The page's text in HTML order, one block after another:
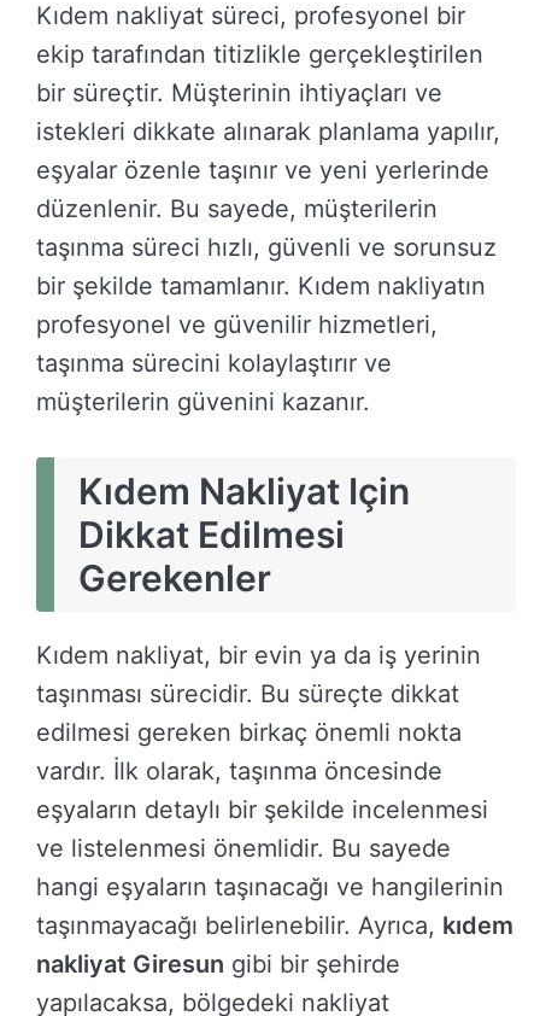
Kıdem nakliyat süreci, profesyonel bir
ekip tarafından titizlikle gerçekleştirilen
bir süreçtir. Müşterinin ihtiyaçları ve
istekleri dikkate alınarak planlama yapılır,
eşyalar özenle taşınır ve yeni yerlerinde
düzenlenir. Bu sayede, müşterilerin
taşınma süreci hızlı, güvenli ve sorunsuz
bir şekilde tamamlanır. Kıdem nakliyatın
profesyonel ve güvenilir hizmetleri,
taşınma sürecini kolaylaştırır ve
müşterilerin güvenini kazanır.
Kıdem Nakliyat Için
Dikkat Edilmesi
Gerekenler
Kıdem nakliyat, bir evin ya da iş yerinin
taşınması sürecidir. Bu süreçte dikkat
edilmesi gereken birkaç önemli nokta
vardır. İlk olarak, taşınma öncesinde
eşyaların detaylı bir şekilde incelenmesi
ve listelenmesi önemlidir. Bu sayede
hangi eşyaların taşınacağı ve hangilerinin
taşınmayacağı belirlenebilir. Ayrıca, kıdem
nakliyat Giresun gibi bir şehirde
yapılacaksa, bölgedeki nakliyat